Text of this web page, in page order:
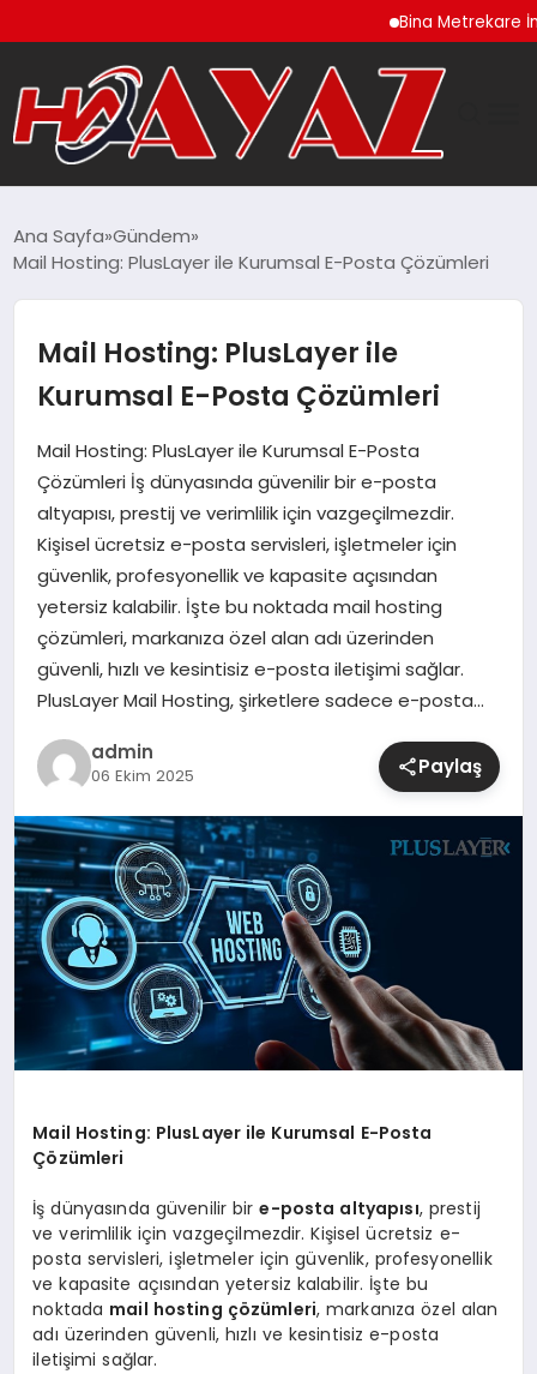
Bina Metrekare İnşaat
EĞITIM
EKONOMI
SAĞLIK
SIYASET
SPOR
TEKNOLOJI
YAŞAM
Ana Sayfa Gündem
Mail Hosting: PlusLayer ile Kurumsal E-Posta Çözümleri
Mail Hosting: PlusLayer ile
Kurumsal E-Posta Çözümleri
Mail Hosting: PlusLayer ile Kurumsal E-Posta
Çözümleri İş dünyasında güvenilir bir e-posta
altyapısı, prestij ve verimlilik için vazgeçilmezdir.
Kişisel ücretsiz e-posta servisleri, işletmeler için
güvenlik, profesyonellik ve kapasite açısından
yetersiz kalabilir. İşte bu noktada mail hosting
çözümleri, markanıza özel alan adı üzerinden
güvenli, hızlı ve kesintisiz e-posta iletişimi sağlar.
PlusLayer Mail Hosting, şirketlere sadece e-posta…
admin
06 Ekim 2025 Paylaş
Mail Hosting: PlusLayer ile Kurumsal E-Posta
Çözümleri
İş dünyasında güvenilir bire-posta altyapısı, prestij
ve verimlilik için vazgeçilmezdir. Kişisel ücretsiz e-
posta servisleri, işletmeler için güvenlik, profesyonellik
ve kapasite açısından yetersiz kalabilir. İşte bu
noktada mail hosting çözümleri, markanıza özel alan
adı üzerinden güvenli, hızlı ve kesintisiz e-posta
iletişimi sağlar.